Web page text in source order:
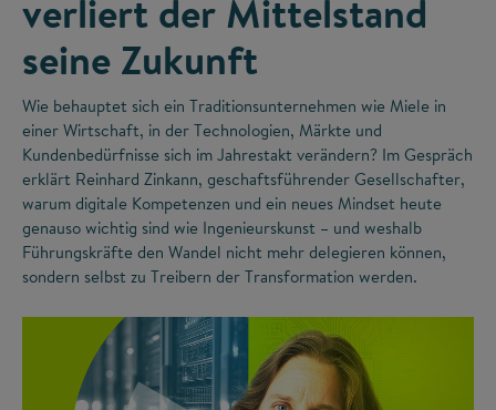
verliert der Mittelstand
seine Zukunft
Wie behauptet sich ein Traditionsunternehmen wie Miele in
einer Wirtschaft, in der Technologien, Märkte und
Kundenbedürfnisse sich im Jahrestakt verändern? Im Gespräch
erklärt Reinhard Zinkann, geschaftsführender Gesellschafter,
warum digitale Kompetenzen und ein neues Mindset heute
genauso wichtig sind wie Ingenieurskunst – und weshalb
Führungskräfte den Wandel nicht mehr delegieren können,
sondern selbst zu Treibern der Transformation werden.